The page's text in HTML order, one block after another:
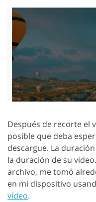
Después de recorte el
posible que deba
descargue. La
la duración de su
archivo, me tomó
en mi dispositivo
vídeo.